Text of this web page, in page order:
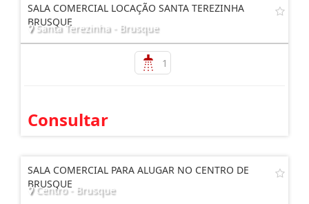
SALA COMERCIAL LOCAÇÃO SANTA TEREZINHA
BRUSQUE
Santa Terezinha - Brusque
1
Consultar
SALA COMERCIAL PARA ALUGAR NO CENTRO DE
BRUSQUE
Centro - Brusque